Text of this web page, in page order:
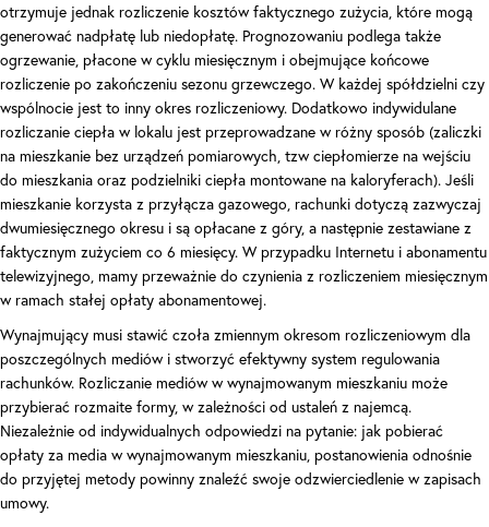
otrzymuje jednak rozliczenie kosztów faktycznego zużycia, które mogą
generować nadpłatę lub niedopłatę. Prognozowaniu podlega także
ogrzewanie, płacone w cyklu miesięcznym i obejmujące końcowe
rozliczenie po zakończeniu sezonu grzewczego. W każdej spółdzielni czy
wspólnocie jest to inny okres rozliczeniowy. Dodatkowo indywidulane
rozliczanie ciepła w lokalu jest przeprowadzane w różny sposób (zaliczki
na mieszkanie bez urządzeń pomiarowych, tzw ciepłomierze na wejściu
do mieszkania oraz podzielniki ciepła montowane na kaloryferach). Jeśli
mieszkanie korzysta z przyłącza gazowego, rachunki dotyczą zazwyczaj
dwumiesięcznego okresu i są opłacane z góry, a następnie zestawiane z
faktycznym zużyciem co 6 miesięcy. W przypadku Internetu i abonamentu
telewizyjnego, mamy przeważnie do czynienia z rozliczeniem miesięcznym
w ramach stałej opłaty abonamentowej.
Wynajmujący musi stawić czoła zmiennym okresom rozliczeniowym dla
poszczególnych mediów i stworzyć efektywny system regulowania
rachunków. Rozliczanie mediów w wynajmowanym mieszkaniu może
przybierać rozmaite formy, w zależności od ustaleń z najemcą.
Niezależnie od indywidualnych odpowiedzi na pytanie: jak pobierać
opłaty za media w wynajmowanym mieszkaniu, postanowienia odnośnie
do przyjętej metody powinny znaleźć swoje odzwierciedlenie w zapisach
umowy.